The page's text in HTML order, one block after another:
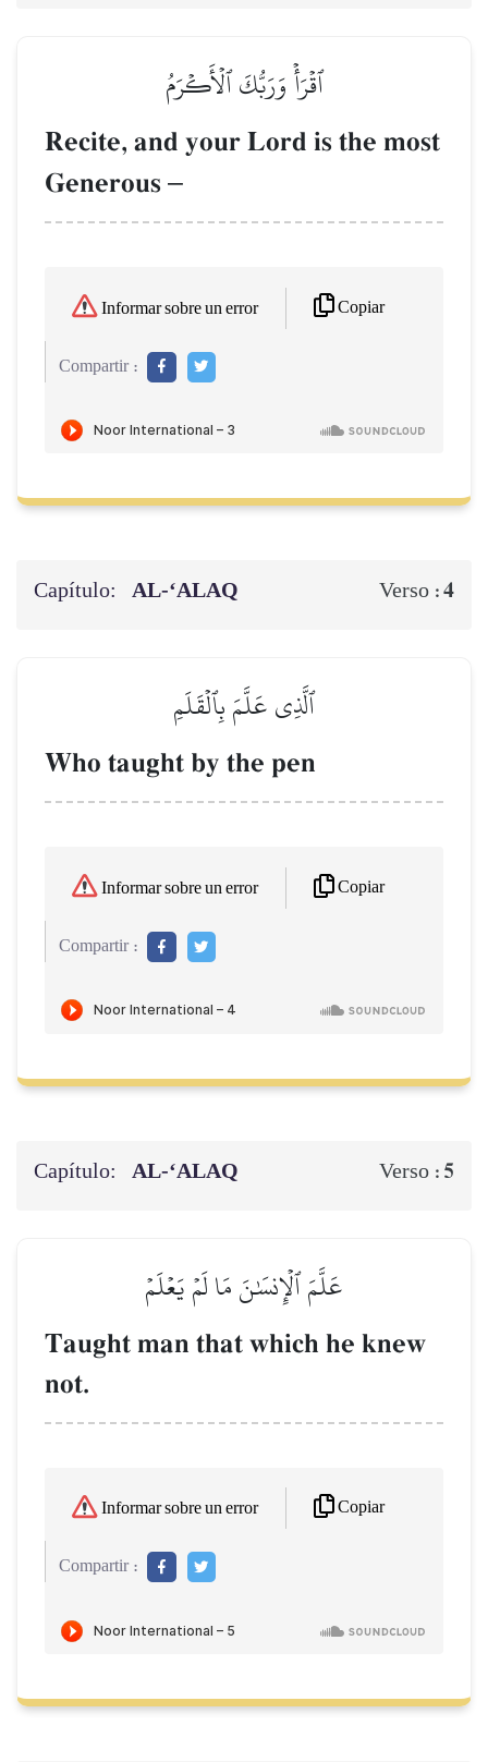
ٱقۡرَأۡ وَرَبُّكَ ٱلۡأَكۡرَمُ
Recite, and your Lord is the most
Generous –
Informar sobre un error Copiar
Compartir :
Capítulo: AL‑‘ALAQ Verso :4
ٱلَّذِي عَلَّمَ بِٱلۡقَلَمِ
Who taught by the pen
Informar sobre un error Copiar
Compartir :
Capítulo: AL‑‘ALAQ Verso : 5
عَلَّمَ ٱلۡإِنسَٰنَ مَا لَمۡ يَعۡلَمۡ
Taught man that which he knew
not.
Informar sobre un error Copiar
Compartir :